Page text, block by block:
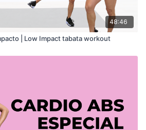
48:46
| Low Impact tabata workout